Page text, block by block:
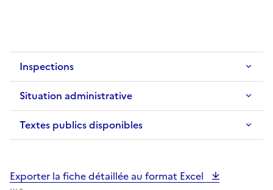
Inspections
Situation administrative
Textes publics disponibles
Exporter la fiche détaillée au format Excel